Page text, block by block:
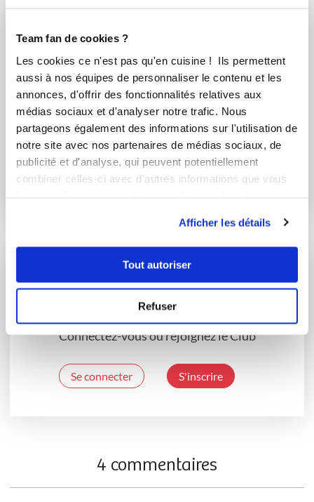
Team fan de cookies ?
Les cookies ce n'est pas qu'en cuisine ! Ils permettent
aussi à nos équipes de personnaliser le contenu et les
annonces, d'offrir des fonctionnalités relatives aux
médias sociaux et d'analyser notre trafic. Nous
partageons également des informations sur l'utilisation de
notre site avec nos partenaires de médias sociaux, de
publicité et d'analyse, qui peuvent potentiellement
combiner celles-ci avec d'autres informations que vous
Afficher les détails
Tout autoriser
Refuser
Chef Laurent Deregnaucourt
Chef Guy Demarle
Christiane Thevenon
Conseillère Guy Demarle
Vous souhaitez commenter cette recette
?
Connectez-vous ou rejoignez le Club
Se connecter S'inscrire
4 commentaires